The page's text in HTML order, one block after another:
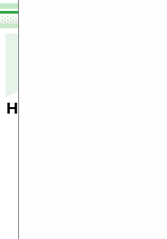
Новости мира
Если новость вам